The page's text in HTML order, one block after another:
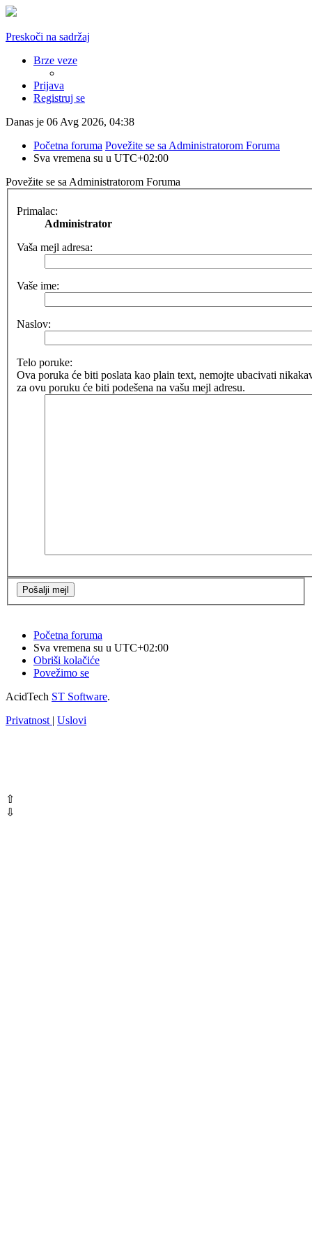
Preskoči na sadržaj
Brze veze
Prijava
Registruj se
Danas je 06 Avg 2026, 04:38
Početna foruma Povežite se sa Administratorom Foruma
Sva vremena su u UTC+02:00
Povežite se sa Administratorom Foruma
Primalac:
Administrator
Vaša mejl adresa:
Vaše ime:
Naslov:
Telo poruke:
Ova poruka će biti poslata kao plain text, nemojte ubacivati
za ovu poruku će biti podešena na vašu mejl adresu.
Početna foruma
Sva vremena su u UTC+02:00
Obriši kolačiće
Povežimo se
AcidTech ST Software.
Privatnost | Uslovi
⇧
⇩